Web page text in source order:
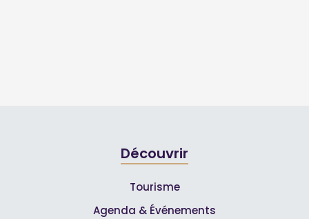
Découvrir
Tourisme
Agenda & Événements